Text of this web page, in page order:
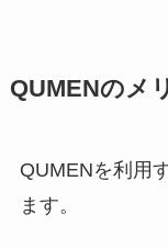
QUMENのメ
QUMENを利用
ます。